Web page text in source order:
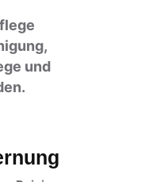
und